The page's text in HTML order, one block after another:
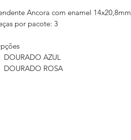
Ancora com enamel 14x20,8mm
por pacote: 3
DOURADO AZUL
DOURADO ROSA